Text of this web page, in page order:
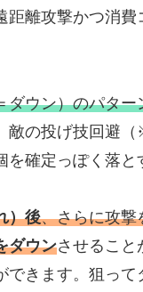
離攻撃かつ消費
ウン）のパター
敵の投げ技回避（
確定っぽく落と
）後、さらに攻撃
ダウンさせること
きます。狙って